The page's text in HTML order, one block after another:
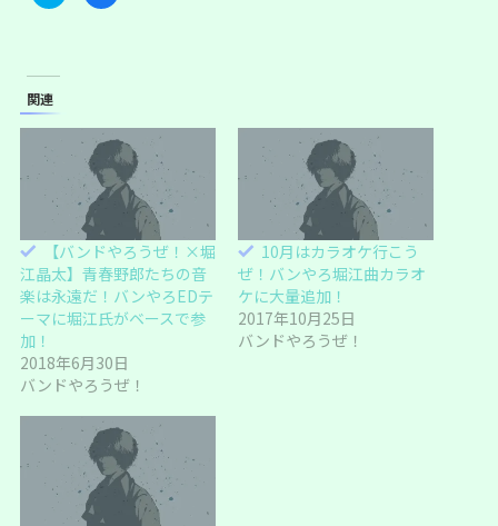
w
e
で
い
ウ
ィ
ン
ド
ウ
で
ま
す
)
す
る
に
は
ク
リ
し
て
く
だ
さ
い
(
い
ウ
ィ
ド
ウ
で
開
き
ま
す
関連
【バンドやろうぜ！×堀
江晶太】青春野郎たちの音
楽は永遠だ！バンやろEDテ
ーマに堀江氏がベースで参
加！
2018年6月30日
バンドやろうぜ！
10月はカラオケ行こう
ぜ！バンやろ堀江曲カラオ
ケに大量追加！
2017年10月25日
バンドやろうぜ！